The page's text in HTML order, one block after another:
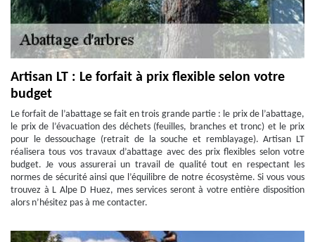
Artisan LT : Le forfait à prix flexible selon votre
budget
Le forfait de l’abattage se fait en trois grande partie : le prix de l’abattage,
le prix de l’évacuation des déchets (feuilles, branches et tronc) et le prix
pour le dessouchage (retrait de la souche et remblayage). Artisan LT
réalisera tous vos travaux d’abattage avec des prix flexibles selon votre
budget. Je vous assurerai un travail de qualité tout en respectant les
normes de sécurité ainsi que l’équilibre de notre écosystème. Si vous vous
trouvez à L Alpe D Huez, mes services seront à votre entière disposition
alors n’hésitez pas à me contacter.